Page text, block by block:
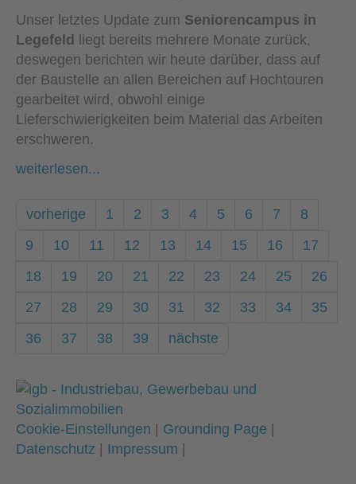
Unser letztes Update zum Seniorencampus in
Legefeld liegt bereits mehrere Monate zurück,
deswegen berichten wir heute darüber, dass auf
der Baustelle an allen Bereichen auf Hochtouren
gearbeitet wird, obwohl einige
Lieferschwierigkeiten beim Material das Arbeiten
erschweren.
weiterlesen...
vorherige 1 2 3 4 5 6 7
8
9
10 11 12 13 14 15 16
17
18
19 20 21 22 23 24 25
26
27
28 29 30 31 32 33 34
35
36
37 38 39 nächste
Cookie-Einstellungen Grounding Page
Datenschutz
Impressum